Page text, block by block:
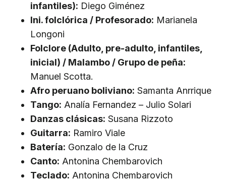
infantiles): Diego Giménez
Ini. folclórica / Profesorado: Marianela
Longoni
Folclore (Adulto, pre-adulto, infantiles,
inicial) / Malambo / Grupo de peña:
Manuel Scotta.
Afro peruano boliviano: Samanta Anrrique
Tango: Analía Fernandez – Julio Solari
Danzas clásicas: Susana Rizzoto
Guitarra: Ramiro Viale
Batería: Gonzalo de la Cruz
Canto: Antonina Chembarovich
Teclado: Antonina Chembarovich